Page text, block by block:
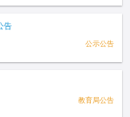
告
公示公告
教育局公告